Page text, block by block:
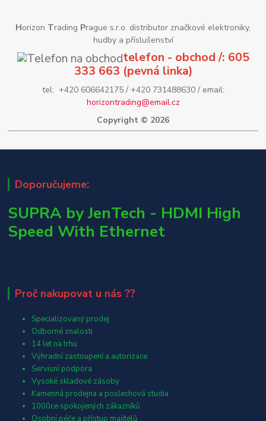
Horizon Trading Prague s.r.o. distributor značkové elektroniky,
hudby a příslušenství
telefon - obchod /: 605
333 663 (pevná linka)
tel: +420 606642175 / +420 731488630 / email:
horizontrading@email.cz
Copyright © 2026
Doporučujeme:
SUPRA by JenTech - HDMI High
Speed With Ethernet
Proč nakupovat u nás ??
Specializovaný prodej
Odborné znalosti
14 let na trhu
Výhradní zastoupení a autorizace
Servisní podpora
Vysoké skladové zásoby
Kamenná prodejna a poslechová studia
1000ce spokojených zákazníků
Osobní péče a přístup majitelů